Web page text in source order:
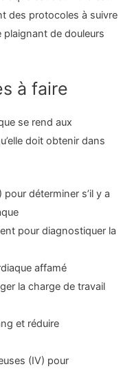
des protocoles à suivre
de douleurs
à faire
se rend aux
doit obtenir dans
déterminer s’il y a
pour diagnostiquer la
affamé
la charge de travail
et réduire
(IV) pour